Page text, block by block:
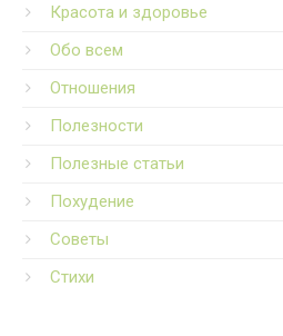
Красота и здоровье
Обо всем
Отношения
Полезности
Полезные статьи
Похудение
Советы
Стихи